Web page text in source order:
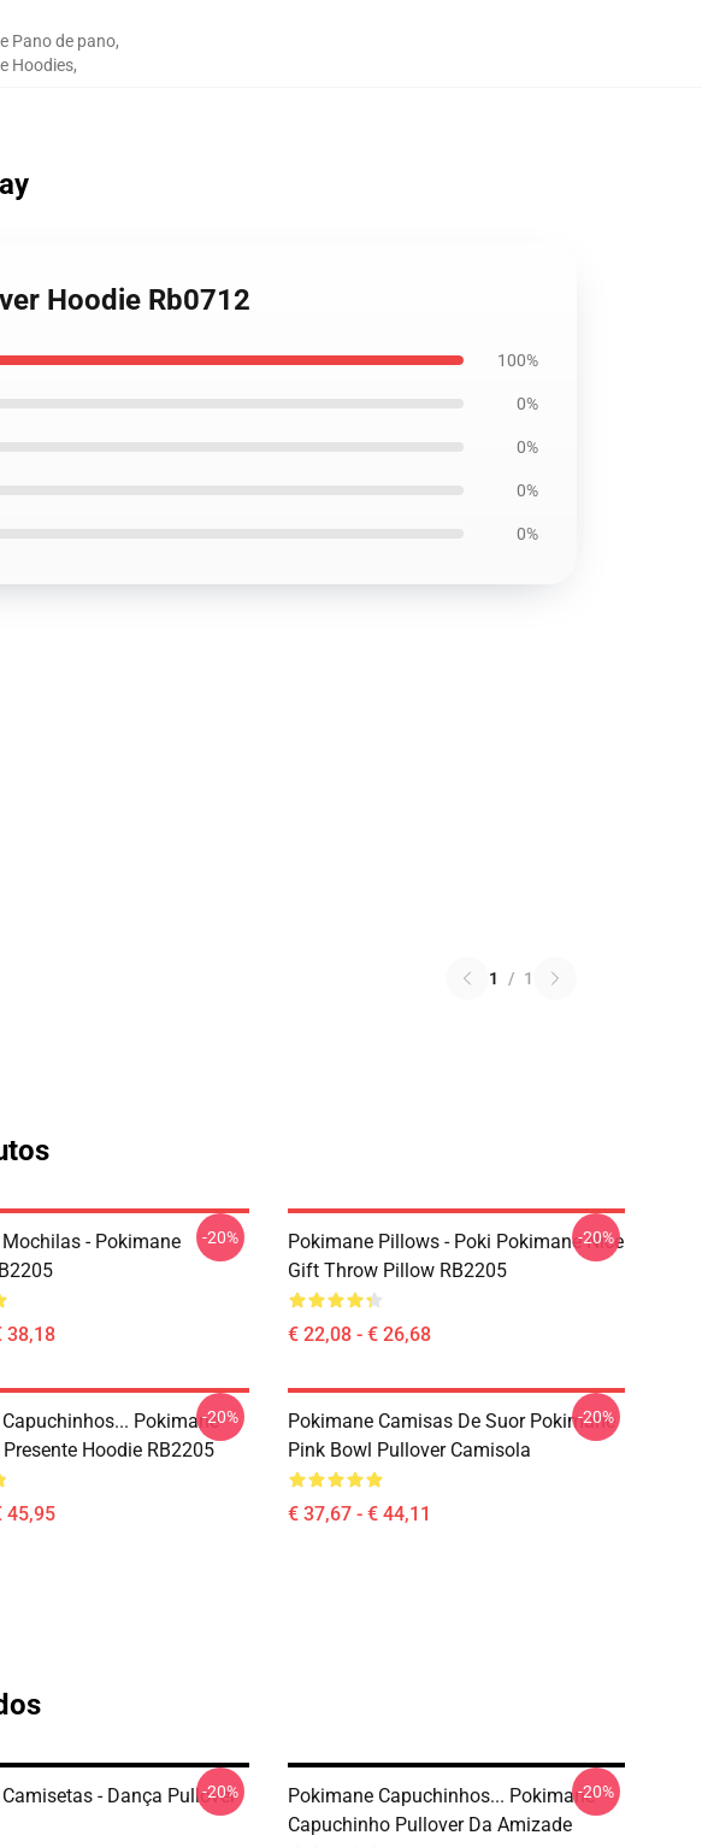
Pano de pano,
Hoodies,
Hoodie Rb0712
100%
0%
0%
0%
0%
1 / 1
- Pokimane
38,18
-20%
Pokimane Pillows - Poki Pokimane Nice
Gift Throw Pillow RB2205
€ 22,08 - € 26,68
-20%
Pokimane
Hoodie RB2205
45,95
-20%
Pokimane Camisas De Suor Pokimane
Pink Bowl Pullover Camisola
€ 37,67 - € 44,11
-20%
- Dança Pullover
-20%
Pokimane Capuchinhos... Pokimane
Capuchinho Pullover Da Amizade
-20%